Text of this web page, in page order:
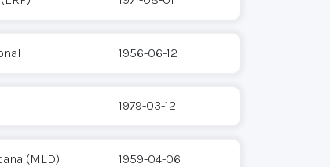
1956-06-12
1979-03-12
(MLD) 1959-04-06